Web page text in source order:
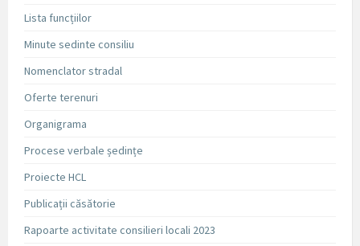
Lista funcțiilor
Minute sedinte consiliu
Nomenclator stradal
Oferte terenuri
Organigrama
Procese verbale ședințe
Proiecte HCL
Publicații căsătorie
Rapoarte activitate consilieri locali 2023